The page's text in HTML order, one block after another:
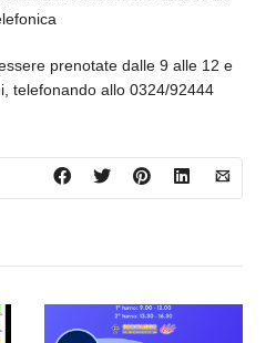
prenotate dalle 9 alle 12 e
telefonando allo 0324/92444